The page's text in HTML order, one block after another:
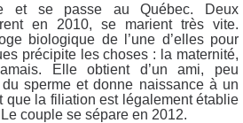
et se passe au Québec. Deux
en 2010, se marient très vite.
biologique de l’une d’elles pour
précipite les choses : la maternité,
Elle obtient d’un ami, peu
sperme et donne naissance à un
que la filiation est légalement établie
couple se sépare en 2012.